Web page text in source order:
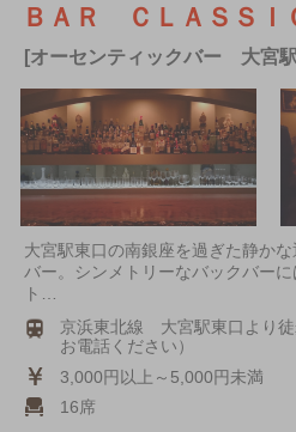
ＢＡＲ ＣＬＡＳＳＩ
[オーセンティックバー 大宮
大宮駅東口の南銀座を過ぎた静か
バー。シンメトリーなバックバー
ト…
京浜東北線 大宮駅東口より
お電話ください）
3,000円以上～5,000円未満
16席